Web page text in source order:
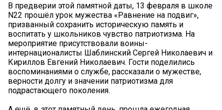
В предверии этой памятной даты, 13 февраля в школе
N22 прошёл урок мужества «Равнение на подвиг»,
призванный сохранить историческую память и
воспитать у школьников чувство патриотизма. На
мероприятие присутствовали воины-
интернационалисты Шаблинский Сергей Николаевич и
Кириллов Евгений Николаевич. Гости поделились
воспоминаниями о службе, рассказали о мужестве,
верности долгу и значении патриотизма для
подрастающего поколения.